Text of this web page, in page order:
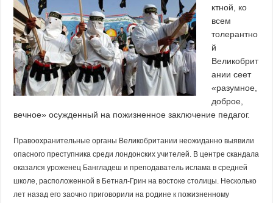
ктной, ко
всем
толерантно
й
Великобрит
ании сеет
«разумное,
доброе,
вечное» осужденный на пожизненное заключение педагог.
Правоохранительные органы Великобритании неожиданно выявили
опасного преступника среди лондонских учителей. В центре скандала
оказался уроженец Бангладеш и преподаватель ислама в средней
школе, расположенной в Бетнал-Грин на востоке столицы. Несколько
лет назад его заочно приговорили на родине к пожизненному